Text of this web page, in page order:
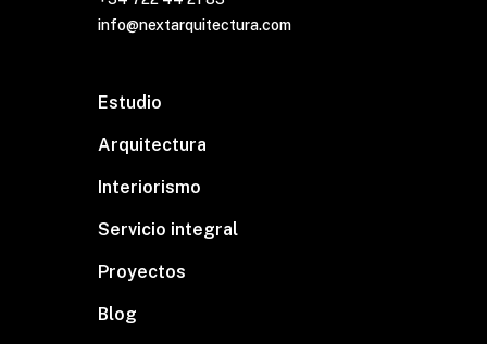
info@nextarquitectura.com
Estudio
Arquitectura
Interiorismo
Servicio integral
Proyectos
Blog